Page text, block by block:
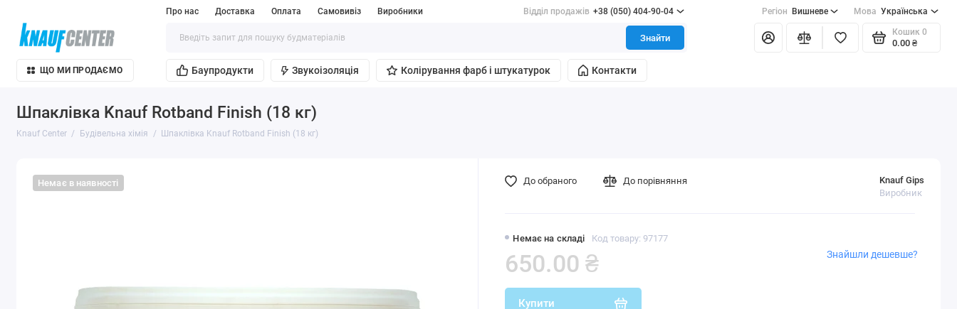
Про нас Доставка Оплата Самовивіз Виробники Відділ продажів +38 (050) 404-90-04 Регіон Вишневе Мова Українська
Знайти
Кошик 0
0.00 ₴
ЩО МИ ПРОДАЄМО Баупродукти Звукоізоляція Колірування фарб і штукатурок Контакти
Шпаклівка Knauf Rotband Finish (18 кг)
Knauf Center Будівельна хімія Шпаклівка Knauf Rotband Finish (18 кг)
Немає в наявності
Немає на складі Код товару: 97177
Knauf Gips
Виробник
650.00 ₴
Купити
Знайшли дешевше?
До обраного До порівняння